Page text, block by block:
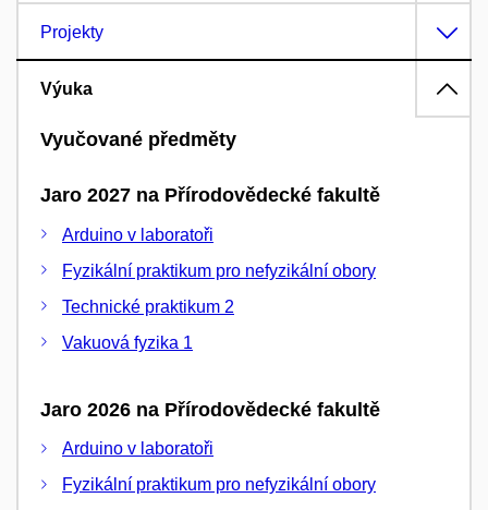
Projekty
Výuka
Vyučované předměty
Jaro 2027 na Přírodovědecké fakultě
Arduino v laboratoři
Fyzikální praktikum pro nefyzikální obory
Technické praktikum 2
Vakuová fyzika 1
Jaro 2026 na Přírodovědecké fakultě
Arduino v laboratoři
Fyzikální praktikum pro nefyzikální obory